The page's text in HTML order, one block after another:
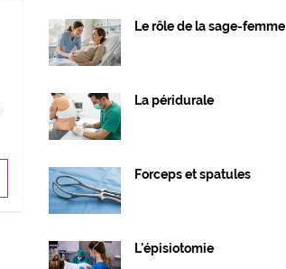
Le rôle de la sage-femme
La péridurale
Forceps et spatules
L'épisiotomie